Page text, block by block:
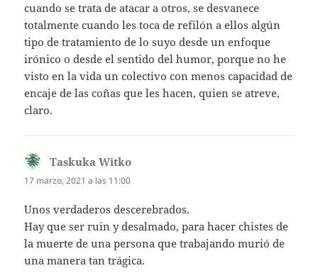
cuando se trata de atacar a otros, se desvanece
totalmente cuando les toca de refilón a ellos algún
tipo de tratamiento de lo suyo desde un enfoque
irónico o desde el sentido del humor, porque no he
visto en la vida un colectivo con menos capacidad de
encaje de las coñas que les hacen, quien se atreve,
claro.
Taskuka Witko
17 marzo, 2021 a las 11:00
Unos verdaderos descerebrados.
Hay que ser ruin y desalmado, para hacer chistes de
la muerte de una persona que trabajando murió de
una manera tan trágica.